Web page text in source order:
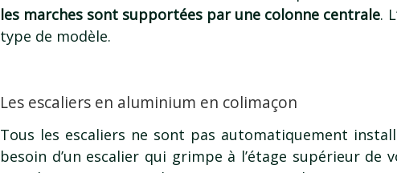
les marches sont supportées par une colonne centrale.
type de modèle.
Les escaliers en aluminium en colimaçon
Tous les escaliers ne sont pas automatiquement
besoin d’un escalier qui grimpe à l’étage supérieur